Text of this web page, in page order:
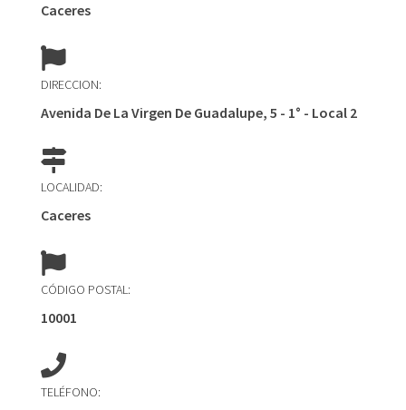
Caceres
DIRECCION:
Avenida De La Virgen De Guadalupe, 5 - 1° - Local 2
LOCALIDAD:
Caceres
CÓDIGO POSTAL:
10001
TELÉFONO: